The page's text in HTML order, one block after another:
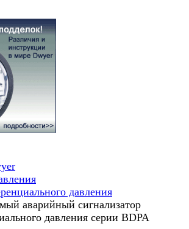
давления
аварийный сигнализатор
давления серии BDPA